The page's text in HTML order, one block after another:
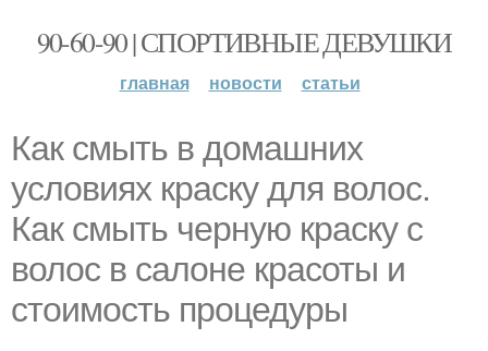
90-60-90 | СПОРТИВНЫЕ ДЕВУШКИ
главная новости статьи
Как смыть в домашних
условиях краску для волос.
Как смыть черную краску с
волос в салоне красоты и
стоимость процедуры